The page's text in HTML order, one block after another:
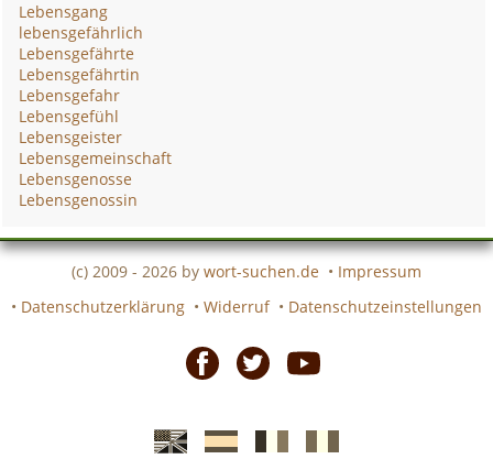
Lebensgang
lebensgefährlich
Lebensgefährte
Lebensgefährtin
Lebensgefahr
Lebensgefühl
Lebensgeister
Lebensgemeinschaft
Lebensgenosse
Lebensgenossin
(c) 2009 - 2026 by wort-suchen.de • Impressum
• Datenschutzerklärung • Widerruf • Datenschutzeinstellungen